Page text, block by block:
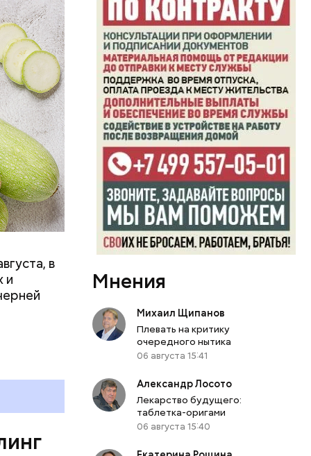
в
и
у
Мнения
Михаил Щипанов
Плевать на критику
очередного нытика
06 августа 15:41
Александр Лосото
Лекарство будущего:
таблетка-оригами
06 августа 15:40